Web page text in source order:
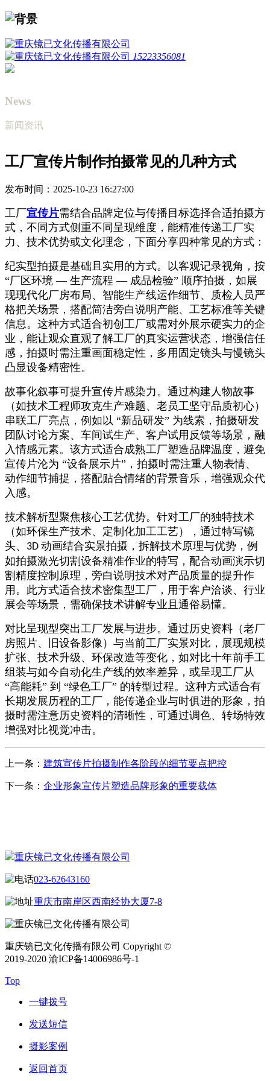
15223356081
News
新闻资讯
工厂宣传片制作拍摄常见的几种方式
发布时间：2025-10-23 16:27:00
工厂宣传片需结合品牌定位与传播目标选择合适拍摄方
式，不同方式侧重不同呈现维度，能精准传递工厂实
力、技术优势或文化理念，下面分享四种常见的方式：
纪实型拍摄是基础且实用的方式。以客观记录视角，按
“厂区环境 — 生产流程 — 成品检验” 顺序拍摄，如展
现现代化厂房布局、智能生产线运作细节、质检人员严
格把关场景，搭配简洁旁白说明产能、工艺标准等关键
信息。这种方式适合初创工厂或需对外展示硬实力的企
业，能让观众直观了解工厂的真实运营状态，增强信任
感，拍摄时需注重画面稳定性，多用固定镜头与慢镜头
凸显设备精密性。​
故事化叙事可提升宣传片感染力。通过构建人物故事
（如技术工程师攻克生产难题、老员工坚守品质初心）
串联工厂亮点，例如以 “新品研发” 为线索，拍摄研发
团队讨论方案、车间试生产、客户试用反馈等场景，融
入情感元素。该方式适合成熟工厂塑造品牌温度，避免
宣传片沦为 “设备展示片”，拍摄时需注重人物表情、
动作细节捕捉，搭配贴合情绪的背景音乐，增强观众代
入感。​
技术解析型聚焦核心工艺优势。针对工厂的独特技术
（如环保生产技术、定制化加工工艺），通过特写镜
头、 3D 动画结合实景拍摄，拆解技术原理与优势，例
如拍摄激光切割设备精准作业的特写，配合动画演示切
割精度控制原理，旁白说明技术对产品质量的提升作
用。此方式适合技术密集型工厂，用于客户洽谈、行业
展会等场景，需确保技术讲解专业且通俗易懂。​
对比呈现型突出工厂发展与进步。通过历史资料（老厂
房照片、旧设备影像）与当前工厂实景对比，展现规模
扩张、技术升级、环保改造等变化，如对比十年前手工
组装与如今自动化生产线的效率差异，或呈现工厂从
“高能耗” 到 “绿色工厂” 的转型过程。这种方式适合有
长期发展历程的工厂，能传递企业与时俱进的形象，拍
摄时需注意历史资料的清晰性，可通过调色、转场特效
增强对比视觉冲击。
上一条： 建筑宣传片拍摄制作各阶段的细节要点把控
下一条： 企业形象宣传片塑造品牌形象的重要载体​
重庆镜已文化传播有限公司
023-62643160
重庆市南岸区西南经协大厦7-8
重庆镜已文化传播有限公司 Copyright ©
2019-2020 渝ICP备14006986号-1
Top
一键拨号
发送短信
摄影案例
返回首页